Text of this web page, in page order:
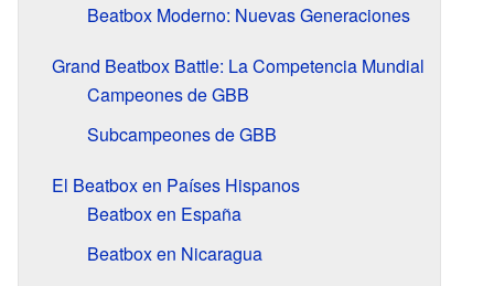
Beatbox Moderno: Nuevas Generaciones
Grand Beatbox Battle: La Competencia Mundial
Campeones de GBB
Subcampeones de GBB
El Beatbox en Países Hispanos
Beatbox en España
Beatbox en Nicaragua